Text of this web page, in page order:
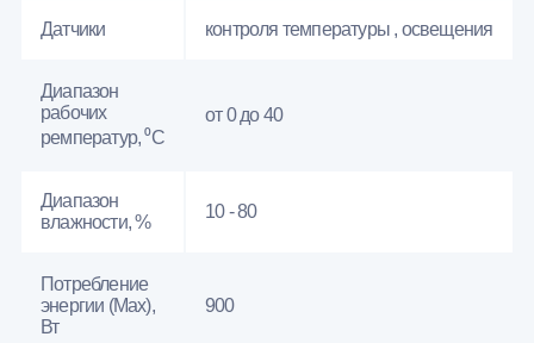
Датчики контроля температуры , освещения
Диапазон
рабочих
ремператур, ⁰С
от 0 до 40
Диапазон
влажности, %
10 - 80
Потребление
энергии (Max),
Вт
900